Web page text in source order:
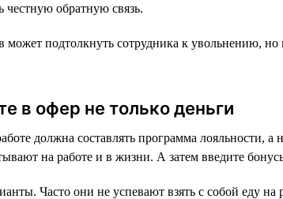
честную обратную связь.
подтолкнуть сотрудника к увольнению,
в офер не только деньги
должна составлять программа лояльности,
на работе и в жизни. А затем введите
Часто они не успевают взять с собой еду